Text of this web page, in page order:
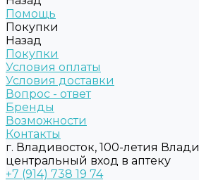
Помощь
Покупки
Назад
Покупки
Условия оплаты
Условия доставки
Вопрос - ответ
Бренды
Возможности
Контакты
г. Владивосток, 100-летия
центральный вход в аптеку
+7 (914) 738 19 74